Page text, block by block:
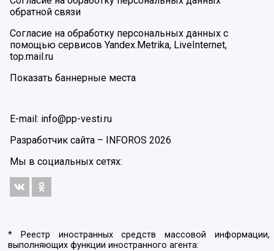
обратной связи
Согласие на обработку персональных данных с
помощью сервисов Yandex.Metrika, LiveInternet,
top.mail.ru
Показать баннерные места
E-mail: info@pp-vesti.ru
Разработчик сайта –
INFOROS 2026
Мы в социальных сетях:
* Реестр иностранных средств массовой информации,
выполняющих функции иностранного агента: